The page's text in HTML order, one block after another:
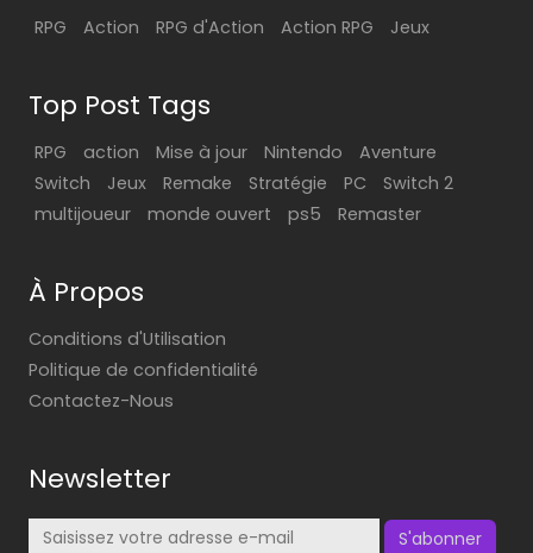
RPG Action RPG d'Action Action RPG Jeux
Top Post Tags
RPG action Mise à jour Nintendo
Aventure
Switch
Jeux Remake Stratégie PC
Switch 2
multijoueur
monde ouvert ps5 Remaster
À Propos
Conditions d'Utilisation
Politique de confidentialité
Contactez-Nous
Newsletter
S'abonner